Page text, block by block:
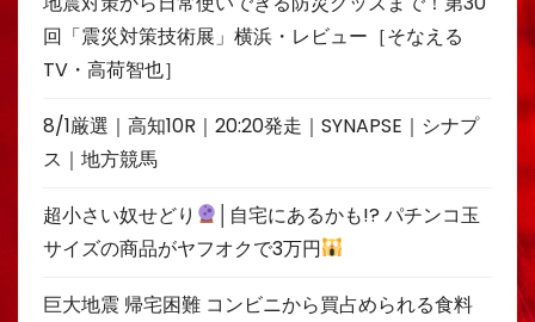
回「震災対策技術展」横浜・レビュー［そなえる
TV・高荷智也］
8/1厳選｜高知10R｜20:20発走｜SYNAPSE｜シナプ
ス｜地方競馬
超小さい奴せどり
│自宅にあるかも!? パチンコ玉
サイズの商品がヤフオクで3万円
巨大地震 帰宅困難 コンビニから買占められる食料